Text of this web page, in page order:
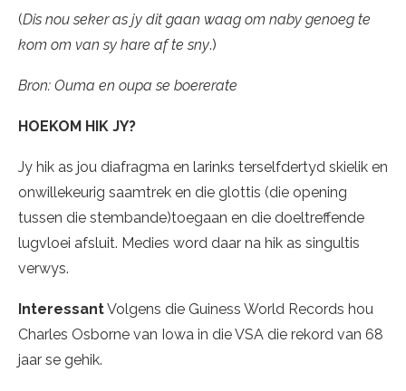
(Dis nou seker as jy dit gaan waag om naby genoeg te
kom om van sy hare af te sny.)
Bron: Ouma en oupa se boererate
HOEKOM HIK JY?
Jy hik as jou diafragma en larinks terselfdertyd skielik en
onwillekeurig saamtrek en die glottis (die opening
tussen die stembande)toegaan en die doeltreffende
lugvloei afsluit. Medies word daar na hik as singultis
verwys.
InteressantVolgens die Guiness World Records hou
Charles Osborne van Iowa in die VSA die rekord van 68
jaar se gehik.